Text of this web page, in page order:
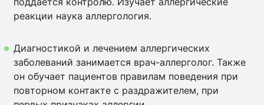
реакции наука аллергология.
Диагностикой и лечением аллергических
заболеваний занимается врач-аллерголог. Также
он обучает пациентов правилам поведения при
повторном контакте с раздражителем, при